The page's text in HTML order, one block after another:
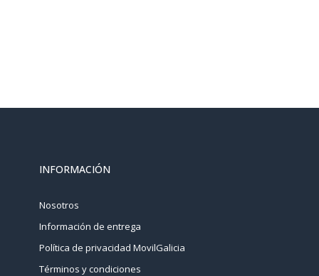
INFORMACIÓN
Nosotros
Información de entrega
Política de privacidad MovilGalicia
Términos y condiciones